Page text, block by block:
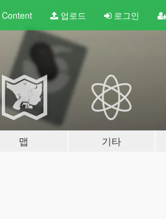
Content 업로드 로그인
맵 기타